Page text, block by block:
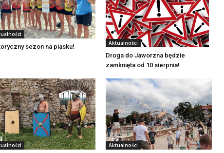
sezon na piasku! Aktualności
Droga do Jaworzna będzie
zamknięta od 10 sierpnia!
Aktualności